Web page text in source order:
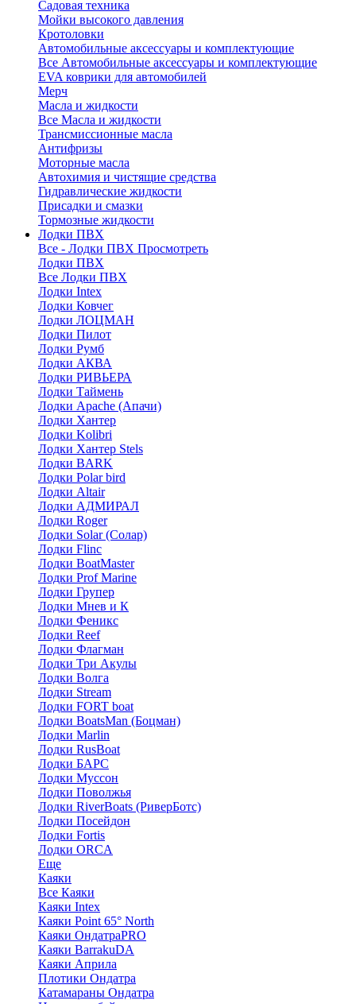
Садовая техника
Мойки высокого давления
Кротоловки
Автомобильные аксессуары и комплектующие
Все Автомобильные аксессуары и комплектующие
EVA коврики для автомобилей
Мерч
Масла и жидкости
Все Масла и жидкости
Трансмиссионные масла
Антифризы
Моторные масла
Автохимия и чистящие средства
Гидравлические жидкости
Присадки и смазки
Тормозные жидкости
Лодки ПВХ
Все - Лодки ПВХ Просмотреть
Лодки ПВХ
Все Лодки ПВХ
Лодки Intex
Лодки Ковчег
Лодки ЛОЦМАН
Лодки Пилот
Лодки Румб
Лодки АКВА
Лодки РИВЬЕРА
Лодки Таймень
Лодки Apache (Апачи)
Лодки Хантер
Лодки Kolibri
Лодки Хантер Stels
Лодки BARK
Лодки Polar bird
Лодки Altair
Лодки АДМИРАЛ
Лодки Roger
Лодки Solar (Солар)
Лодки Flinc
Лодки BoatMaster
Лодки Prof Marine
Лодки Групер
Лодки Мнев и К
Лодки Феникс
Лодки Reef
Лодки Флагман
Лодки Три Акулы
Лодки Волга
Лодки Stream
Лодки FORT boat
Лодки BoatsMan (Боцман)
Лодки Marlin
Лодки RusBoat
Лодки БАРС
Лодки Муссон
Лодки Поволжья
Лодки RiverBoats (РиверБотс)
Лодки Посейдон
Лодки Fortis
Лодки ORCA
Еще
Каяки
Все Каяки
Каяки Intex
Каяки Point 65° North
Каяки ОндатраPRO
Каяки BarrakuDA
Каяки Априла
Плотики Ондатра
Катамараны Ондатра